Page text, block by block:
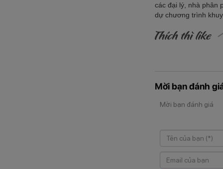
các đại lý, nhà phân
dự chương trình
Mời bạn đánh
Mời bạn đánh giá